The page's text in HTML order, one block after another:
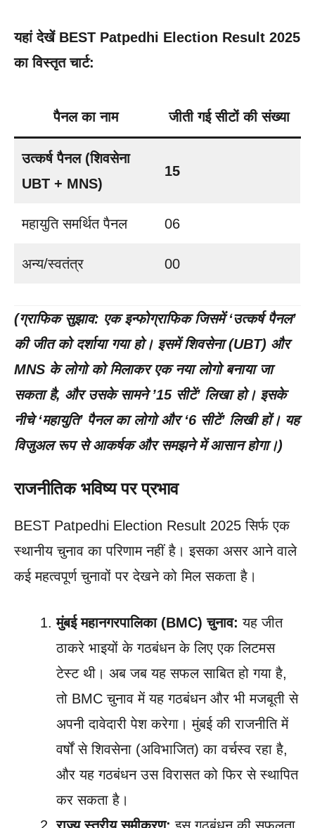
यहां देखें BEST Patpedhi Election Result 2025
का विस्तृत चार्ट:
पैनल का नाम जीती गई सीटों की संख्या
उत्कर्ष पैनल (शिवसेना
UBT + MNS)
15
महायुति समर्थित पैनल 06
अन्य/स्वतंत्र 00
(ग्राफिक सुझाव: एक इन्फोग्राफिक जिसमें ‘उत्कर्ष पैनल’
की जीत को दर्शाया गया हो। इसमें शिवसेना (UBT) और
MNS के लोगो को मिलाकर एक नया लोगो बनाया जा
सकता है, और उसके सामने ’15 सीटें’ लिखा हो। इसके
नीचे ‘महायुति’ पैनल का लोगो और ‘6 सीटें’ लिखी हों। यह
विजुअल रूप से आकर्षक और समझने में आसान होगा।)
राजनीतिक भविष्य पर प्रभाव
BEST Patpedhi Election Result 2025 सिर्फ एक
स्थानीय चुनाव का परिणाम नहीं है। इसका असर आने वाले
कई महत्वपूर्ण चुनावों पर देखने को मिल सकता है।
मुंबई महानगरपालिका (BMC) चुनाव: यह जीत
ठाकरे भाइयों के गठबंधन के लिए एक लिटमस
टेस्ट थी। अब जब यह सफल साबित हो गया है,
तो BMC चुनाव में यह गठबंधन और भी मजबूती से
अपनी दावेदारी पेश करेगा। मुंबई की राजनीति में
वर्षों से शिवसेना (अविभाजित) का वर्चस्व रहा है,
और यह गठबंधन उस विरासत को फिर से स्थापित
कर सकता है।